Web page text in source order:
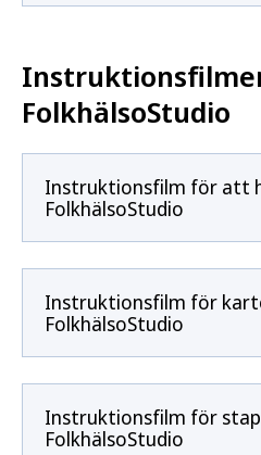
FolkhälsoStudio
Instruktionsfilm för att
FolkhälsoStudio
Instruktionsfilm för
FolkhälsoStudio
Instruktionsfilm för
FolkhälsoStudio